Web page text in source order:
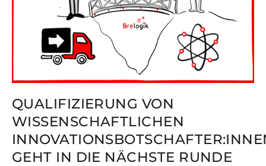
QUALIFIZIERUNG VON
WISSENSCHAFTLICHEN
GEHT IN DIE NÄCHSTE RUNDE